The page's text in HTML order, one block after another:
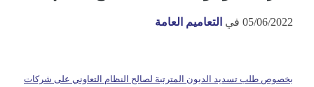
05/06/2022 في التعاميم العامة
بخصوص طلب تسديد الديون المترتبة لصالح النظام التعاوني على شركات